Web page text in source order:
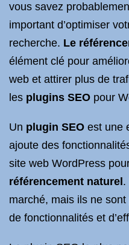
vous savez
important d’optimiser
recherche. Le
élément clé pour
web et attirer plus de
les plugins SEO pour
Un plugin SEO est une
ajoute des
site web WordPress
référencement naturel .
marché, mais ils ne
de fonctionnalités et